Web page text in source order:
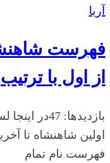
آریا
فهرست
از اول با ترتیب
بازدیدها:
اولین شاهنشاه تا
فهرست نام تمام